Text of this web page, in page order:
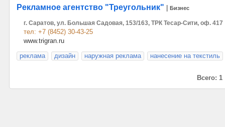
Рекламное агентство "Треугольник" Бизнес
г. Саратов, ул. Большая Садовая, 153/163, ТРК Тесар-Сити, оф. 417
тел: +7 (8452) 30-43-25
www.trigran.ru
реклама
дизайн наружная реклама нанесение на текстиль
Всего: 1